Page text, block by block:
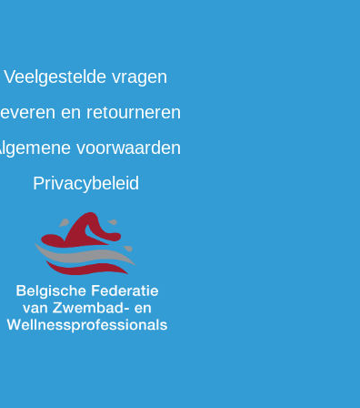
Veelgestelde vragen
en retourneren
voorwaarden
Privacybeleid